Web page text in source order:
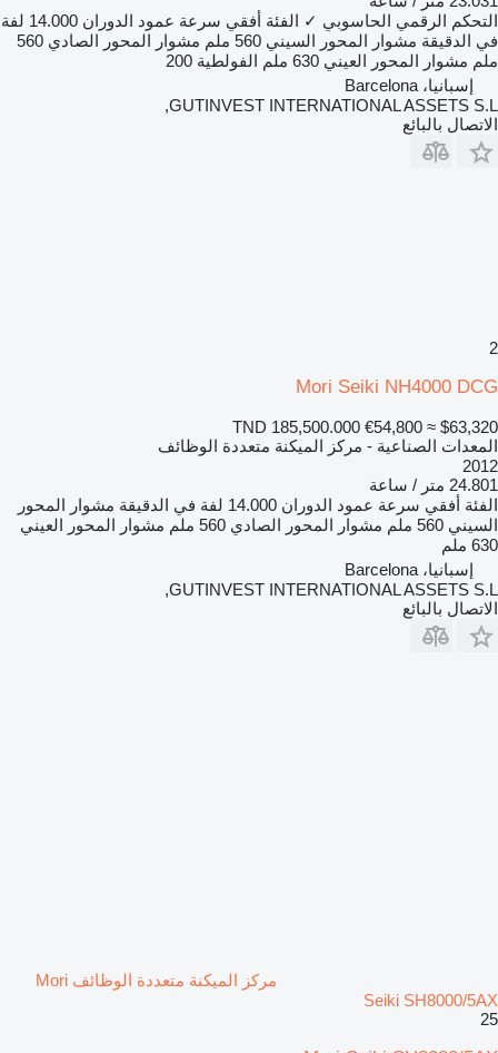
التحكم الرقمي الحاسوبي ✓ الفئة أفقي سرعة عمود الدوران
14.000 لفة
في الدقيقة مشوار المحور السيني 560 ملم مشوار المحور الصادي 560
ملم مشوار المحور العيني 630 ملم الفولطية 200
إسبانيا، Barcelona
GUTINVEST INTERNATIONAL ASSETS S.L,
الاتصال بالبائع
2
Mori Seiki NH4000 DCG
TND 185,500.000 €54,800 ≈ $63,320
المعدات الصناعية - مركز الميكنة متعددة الوظائف
2012
24.801 متر / ساعة
الفئة أفقي سرعة عمود الدوران 14.000 لفة في الدقيقة
مشوار المحور
السيني 560 ملم مشوار المحور الصادي 560 ملم
مشوار المحور العيني
630 ملم
إسبانيا، Barcelona
GUTINVEST INTERNATIONAL ASSETS S.L,
الاتصال بالبائع
مركز الميكنة متعددة الوظائف Mori
Seiki SH8000/5AX
25